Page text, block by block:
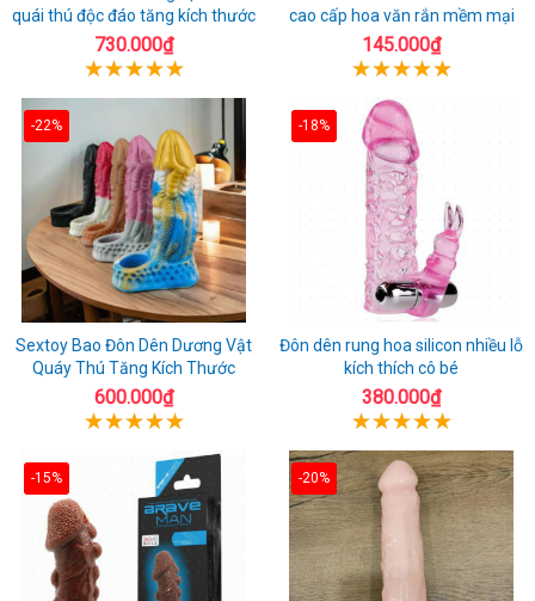
quái thú độc đáo tăng kích thước
730.000₫
cao cấp hoa văn rắn mềm mại
145.000₫
-22%
Sextoy Bao Đôn Dên Dương Vật
Quáy Thú Tăng Kích Thước
600.000₫
-18%
Đôn dên rung hoa silicon nhiều lỗ
kích thích cô bé
380.000₫
-15% -20%